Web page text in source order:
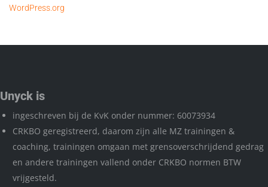
WordPress.org
Unyck is
ingeschreven bij de KvK onder nummer: 60073934
CRKBO geregistreerd, daarom zijn alle MZ trainingen &
coaching, trainingen omgaan met grensoverschrijdend gedrag
en andere trainingen vallend onder CRKBO normen BTW
vrijgesteld.